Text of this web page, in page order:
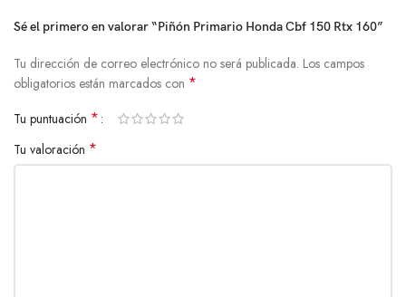
Sé el primero en valorar “Piñón Primario Honda Cbf 150 Rtx 160”
Tu dirección de correo electrónico no será publicada. Los campos
obligatorios están marcados con *
Tu puntuación *
Tu valoración *